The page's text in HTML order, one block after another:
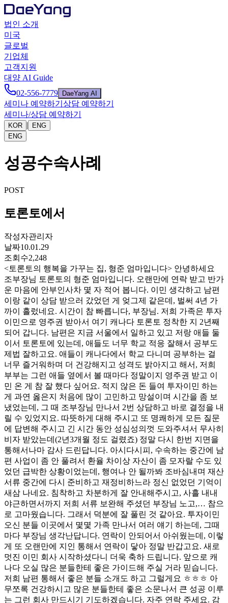
법인 소개
미국
글로벌
기업체
고객지원
대양 AI Guide
02-556-7779
DaeYang AI
세미나 예약하기 상담 예약하기
세미나/상담 예약하기
KOR |
ENG
ENG
성공수속사례
POST
토론토에서
작성자관리자
날짜10.01.29
조회수2,248
<토론토의 행복을 가꾸는 집, 형준 엄마입니다> 안녕하세요
조부장님 토론토의 형준 엄마입니다. 오랜만에 연락 받고 반가
운 마음에 안부인사차 몇 자 적어 봅니다. 이민 생각하고 남편
이랑 같이 상담 받으러 갔었던 게 엊그제 같은데, 벌써 4년 가
까이 흘렀네요. 시간이 참 빠릅니다, 부장님. 저희 가족은 투자
이민으로 영주권 받아서 여기 캐나다 토론토 정착한 지 2년째
되어 갑니다. 남편은 지금 서울에서 일하고 있고 저랑 애들 둘
이서 토론토에 있는데, 애들도 너무 학교 적응 잘해서 공부도
제법 잘하고요. 애들이 캐나다에서 학교 다니며 공부하는 걸
너무 즐거워하며 더 건강해지고 성격도 밝아지고 해서, 저희
부부는 그런 애들 옆에서 볼 때마다 정말이지 영주권 받고 이
민 온 게 참 잘 했다 싶어요. 적지 않은 돈 들여 투자이민 하는
게 과연 옳은지 처음에 많이 고민하고 망설이며 시간을 좀 보
냈었는데, 그 때 조부장님 만나서 2번 상담하고 바로 결정을 내
릴 수 있었지요. 따뜻하게 대해 주시고 또 명쾌하게 모든 질문
에 답변해 주시고 긴 시간 동안 성심성의껏 도와주셔서 무사히
비자 받았는데(2년3개월 정도 걸렸죠) 정말 다시 한번 지면을
통해서나마 감사 드린답니다. 아시다시피, 수속하는 중간에 남
편 사업이 좀 안 풀려서 환율 차이상 자산이 좀 모자랄 수도 있
었던 급박한 상황이었는데, 행여나 안 될까봐 조바심내며 재산
서류 중간에 다시 준비하고 재정비하느라 정신 없었던 기억이
새삼 나네요. 침착하고 차분하게 잘 안내해주시고, 사흘 내내
야근하면서까지 저희 서류 보완해 주셨던 부장님 노고,… 참으
로 고마웠습니다. 그래서 덕분에 잘 풀린 것 같아요. 투자이민
오신 분들 이곳에서 몇몇 가족 만나서 여러 얘기 하는데, 그때
마다 부장님 생각난답니다. 연락이 안되어서 아쉬웠는데, 이렇
게 또 오랜만에 지인 통해서 연락이 닿아 정말 반갑고요. 새로
멋진 이민 회사 시작하셨다니 더욱 축하 드립니다. 앞으로 캐
나다 오실 많은 분들한테 좋은 가이드해 주실 거라 믿습니다.
저희 남편 통해서 좋은 분들 소개도 하고 그럴게요 ㅎㅎㅎ 아
무쪼록 건강하시고 많은 분들한테 좋은 소문나서 큰 성공 이루
는 그런 회사 만드시기 기도하겠습니다. 자주 연락 주세요. 감